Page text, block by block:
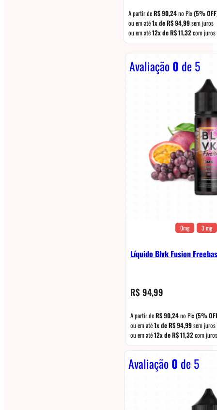
A partir deR$90,24no Pix(5%
ou em até1x deR$94,99sem juros
ou em até12x deR$11,32com juros
Avaliação0 de 5
0mg 3 mg
Líquido Blvk Fusion
R$94,99
A partir deR$90,24no Pix(5%
ou em até1x deR$94,99sem juros
ou em até12x deR$11,32com juros
Avaliação0 de 5